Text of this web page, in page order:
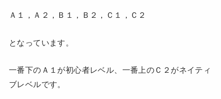
Ａ１，Ａ２，Ｂ１，Ｂ２，Ｃ１，Ｃ２
となっています。
一番下のＡ１が初心者レベル、一番上のＣ２がネイティ
ブレベルです。